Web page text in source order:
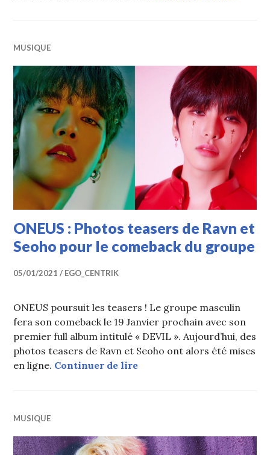
MUSIQUE
ONEUS : Photos teasers de Ravn et
Seoho pour le comeback du groupe
05/01/2021 EGO_CENTRIK
ONEUS poursuit les teasers ! Le groupe masculin
fera son comeback le 19 Janvier prochain avec son
premier full album intitulé « DEVIL ». Aujourd’hui, des
photos teasers de Ravn et Seoho ont alors été mises
en ligne. Continuer de lireONEUS : Photos teasers
MUSIQUE